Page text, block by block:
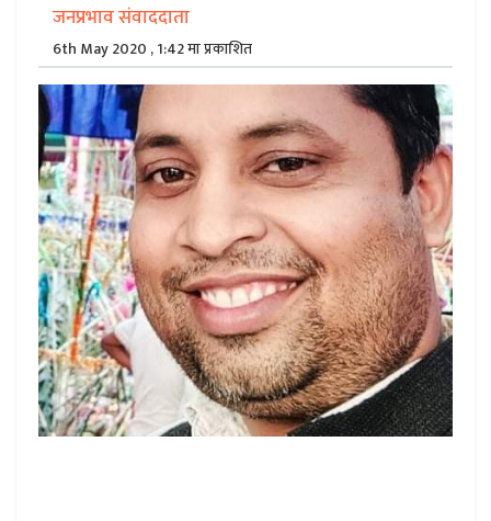
जनप्रभाव संवाददाता
6th May 2020 , 1:42 मा प्रकाशित